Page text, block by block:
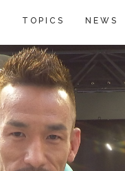
TOPICS NEWS